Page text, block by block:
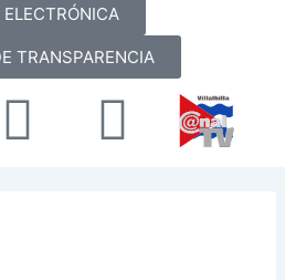
ELECTRÓNICA
TRANSPARENCIA
Youtube